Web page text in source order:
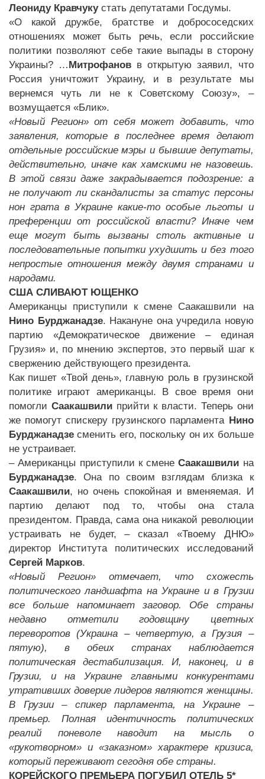
Леониду Кравчукустать депутатами Госдумы.
«О какой дружбе, братстве и добрососедских
отношениях может быть речь, если российские
политики позволяют себе такие выпады в сторону
Украины? …Митрофанов в открытую заявил, что
Россия уничтожит Украину, и в результате мы
вернемся чуть ли не к Советскому Союзу», –
возмущается «Блик».
«Новый Регион» от себя может добавить, что
заявления, которые в последнее время делают
отдельные российские мэры и бывшие депутаты,
действительно, иначе как хамскими не назовешь.
В этой связи даже закрадывается подозрение: а
не получают ли скандалисты за статус персоны
нон грата в Украине какие-то особые льготы и
преференции от российской власти? Иначе чем
еще могут быть вызваны столь активные и
последовательные попытки ухудшить и без того
непростые отношения между двумя странами и
народами.
США СЛИВАЮТ ЮЩЕНКО
Американцы приступили к смене Саакашвили на
Нино Бурджанадзе. Накануне она учредила новую
партию «Демократическое движение – единая
Грузия» и, по мнению экспертов, это первый шаг к
свержению действующего президента.
Как пишет «Твой день», главную роль в грузинской
политике играют американцы. В свое время они
помогли Саакашвилиприйти к власти. Теперь они
же помогут спискеру грузинского парламента Нино
Бурджанадзе сменить его, поскольку он их больше
не устраивает.
– Американцы приступили к сменеСаакашвили на
Бурджанадзе. Она по своим взглядам близка к
Саакашвили, но очень спокойная и вменяемая. И
партию делают под то, чтобы она стала
президентом. Правда, сама она никакой революции
устраивать не будет, – сказал «Твоему ДНЮ»
директор Института политических исследований
Сергей Марков.
«Новый Регион» отмечает, что схожесть
политического ландшафта на Украине и в Грузии
все больше напоминает заговор. Обе страны
недавно отметили годовщину цветных
переворотов (Украина – четвертую, а Грузия –
пятую), в обеих странах наблюдается
политическая дестабилизация. И, наконец, и в
Грузии, и на Украине главными конкурентами
утративших доверие лидеров являются женщины.
В Грузии – спикер парламента, на Украине –
премьер. Полная идентичность политических
реалий поневоле наводит на мысль о
«рукотворном» и «заказном» характере кризиса,
который переживают сегодня обе страны.
КОРЕЙСКОГО ПРЕМЬЕРА ПОГУБИЛ ОТЕЛЬ 5*